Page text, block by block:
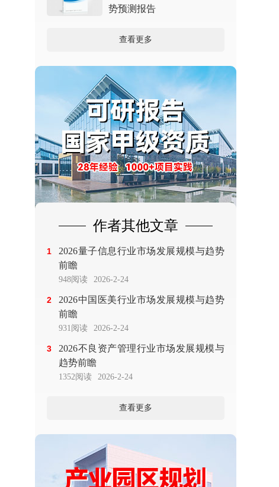
势预测报告
查看更多
作者其他文章
1
2026量子信息行业市场发展规模与趋势
前瞻
948阅读 2026-2-24
2
2026中国医美行业市场发展规模与趋势
前瞻
931阅读 2026-2-24
3
2026不良资产管理行业市场发展规模与
趋势前瞻
1352阅读 2026-2-24
查看更多